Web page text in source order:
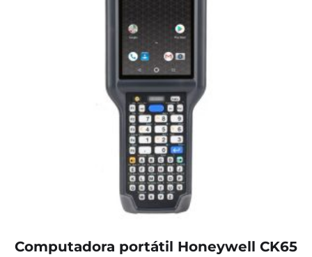
Computadora portátil Honeywell CK65